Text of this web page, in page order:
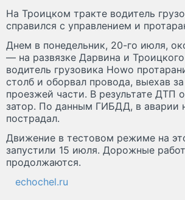
На Троицком тракте водитель
справился с управлением и
Днем в понедельник, 20-го июля,
— на развязке Дарвина и
водитель грузовика Howo
столб и оборвал провода, выехав
проезжей части. В результате ДТП
затор. По данным ГИБДД, в аварии
пострадал.
Движение в тестовом режиме на
запустили 15 июля. Дорожные
продолжаются.
echochel.ru